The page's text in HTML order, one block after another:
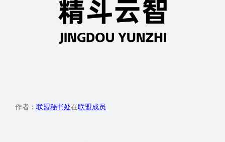
作者： 联盟秘书处在联盟成员